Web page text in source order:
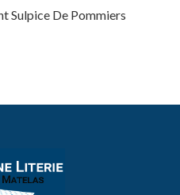
Sulpice De Pommiers